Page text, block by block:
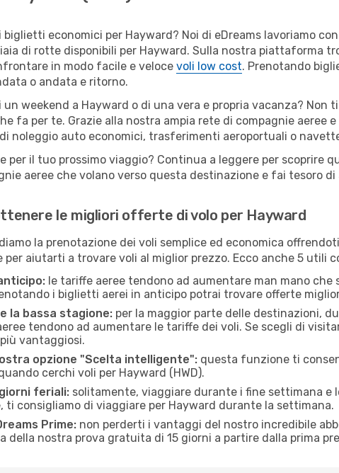
biglietti economici per Hayward? Noi di eDreams lavoriamo
di rotte disponibili per Hayward. Sulla nostra piattaforma
in modo facile e veloce voli low cost. Prenotando
o andata e ritorno.
un weekend a Hayward o di una vera e propria vacanza? Non
fa per te. Grazie alla nostra ampia rete di compagnie
noleggio auto economici, trasferimenti aeroportuali o
per il tuo prossimo viaggio? Continua a leggere per scoprire
aeree che volano verso questa destinazione e fai tesoro
le migliori offerte di volo per Hayward
la prenotazione dei voli semplice ed economica
per aiutarti a trovare voli al miglior prezzo. Ecco anche 5 utili
le tariffe aeree tendono ad aumentare man mano
i biglietti aerei in anticipo potrai trovare offerte
la bassa stagione: per la maggior parte delle destinazioni,
tendono ad aumentare le tariffe dei voli. Se scegli di
vantaggiosi.
opzione "Scelta intelligente": questa funzione ti
cerchi voli per Hayward (HWD).
feriali: solitamente, viaggiare durante i fine settimana
ti consigliamo di viaggiare per Hayward durante la settimana.
Prime: non perderti i vantaggi del nostro incredibile
della nostra prova gratuita di 15 giorni a partire dalla prima